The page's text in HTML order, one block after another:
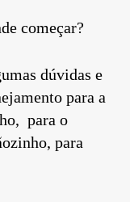
começar?
dúvidas e
para a
para o
para